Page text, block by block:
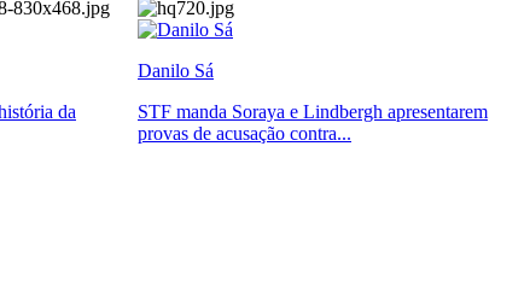
da
Danilo Sá
STF manda Soraya e Lindbergh apresentarem
provas de acusação contra...